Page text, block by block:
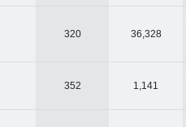
320 36,328
352 1,141